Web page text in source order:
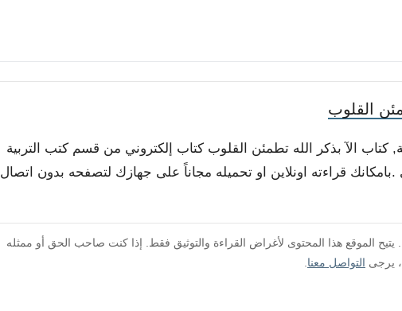
القلوب
كتاب الآ بذكر الله تطمئن القلوب كتاب إلكتروني من قسم كتب التربية
قراءته اونلاين او تحميله مجاناً على جهازك لتصفحه بدون اتصال
يتيح الموقع هذا المحتوى لأغراض القراءة والتوثيق فقط. إذا كنت صاحب الحق أو ممثله
يرجى التواصل معنا